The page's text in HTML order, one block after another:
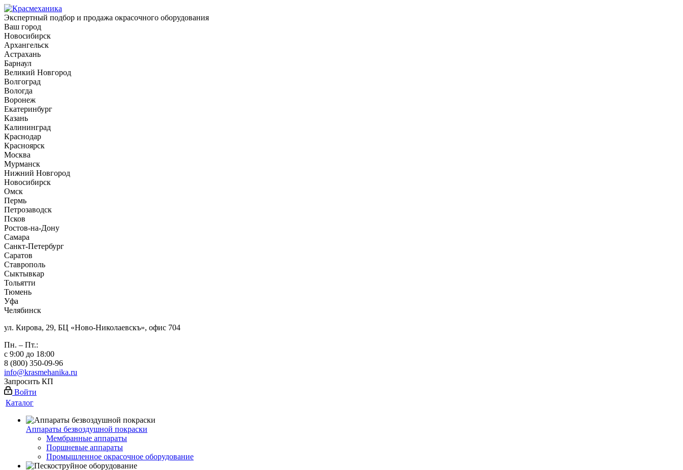
Экспертный подбор и продажа окрасочного оборудования
Ваш город
Новосибирск
Архангельск
Астрахань
Барнаул
Великий Новгород
Волгоград
Вологда
Воронеж
Екатеринбург
Казань
Калининград
Краснодар
Красноярск
Москва
Мурманск
Нижний Новгород
Новосибирск
Омск
Пермь
Петрозаводск
Псков
Ростов-на-Дону
Самара
Санкт-Петербург
Саратов
Ставрополь
Сыктывкар
Тольятти
Тюмень
Уфа
Челябинск
ул. Кирова, 29, БЦ «Ново-Николаевскъ», офис 704
Пн. – Пт.:
с 9:00 до 18:00
8 (800) 350-09-96
info@krasmehanika.ru
Запросить КП
Войти
Каталог
Аппараты безвоздушной покраски
Мембранные аппараты
Поршневые аппараты
Промышленное окрасочное оборудование